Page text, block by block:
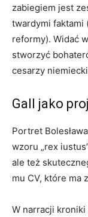
zabiegiem jest
twardymi faktami
reformy). Widać
stworzyć
cesarzy
Gall jako
Portret
wzoru „rex
ale też
mu CV, które ma
W narracji kroniki